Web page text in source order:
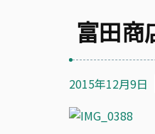
富田商
2015年12月9日